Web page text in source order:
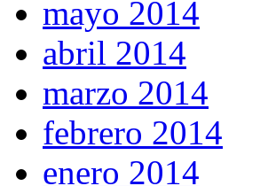
mayo 2014
abril 2014
marzo 2014
febrero 2014
enero 2014